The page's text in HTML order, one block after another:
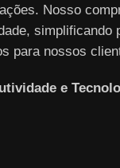
Nosso
simplificando
para nossos
e